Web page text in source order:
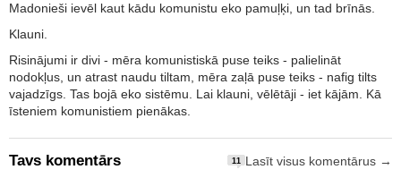
Madonieši ievēl kaut kādu komunistu eko pamuļķi, un tad brīnās.
Klauni.
Risinājumi ir divi - mēra komunistiskā puse teiks - palielināt
nodokļus, un atrast naudu tiltam, mēra zaļā puse teiks - nafig tilts
vajadzīgs. Tas bojā eko sistēmu. Lai klauni, vēlētāji - iet kājām. Kā
īsteniem komunistiem pienākas.
Tavs komentārs 11 Lasīt visus komentārus →